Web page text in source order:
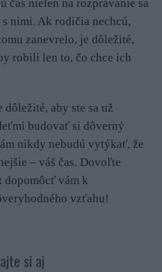
čas nielen na rozprávanie sa
nimi. Ak rodičia nechcú,
zanevrelo, je dôležité,
robili len to, čo chce ich
aby ste sa už
budovať si dôverný
nikdy nebudú vytýkať, že
– váš čas. Dovoľte
vám k
vzťahu!
si aj